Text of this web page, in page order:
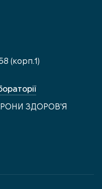
(корп.1)
ЗДОРОВ'Я